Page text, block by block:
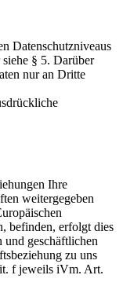
Datenschutzniveaus
§ 5. Darüber
nur an Dritte
Ihre
weitergegeben
befinden, erfolgt dies
geschäftlichen
zu uns
f jeweils iVm. Art.